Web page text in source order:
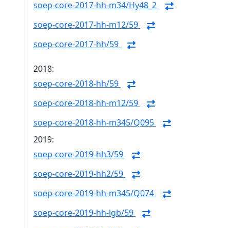
soep-core-2017-hh-m34/Hy48_2
soep-core-2017-hh-m12/59
soep-core-2017-hh/59
2018:
soep-core-2018-hh/59
soep-core-2018-hh-m12/59
soep-core-2018-hh-m345/Q095
2019:
soep-core-2019-hh3/59
soep-core-2019-hh2/59
soep-core-2019-hh-m345/Q074
soep-core-2019-hh-lgb/59